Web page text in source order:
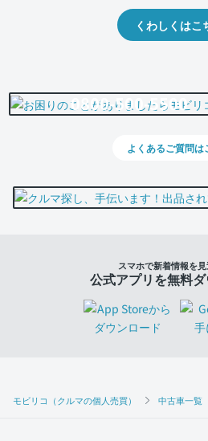
モビリコ（クルマの個人売買） 中古車一覧
くわしくはこ
0800-500-5500
よくあるご質問は
スマホで新着情報を
公式アプリを無料